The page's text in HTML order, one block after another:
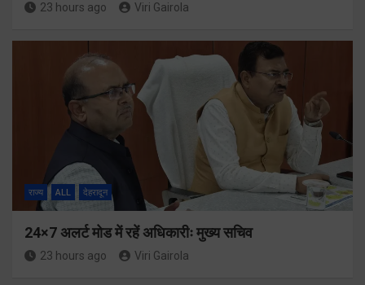
23 hours ago Viri Gairola
राज्य ALL देहरादून
24×7 अलर्ट मोड में रहें अधिकारीः मुख्य सचिव
23 hours ago Viri Gairola